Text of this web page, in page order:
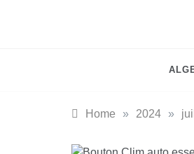
Home » 2024 »